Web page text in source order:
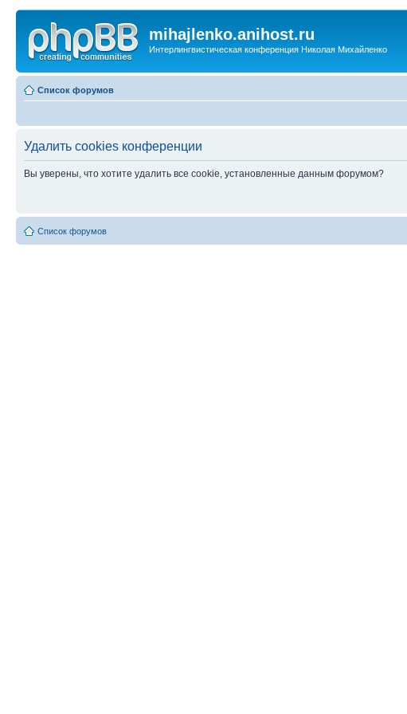
mihajlenko.anihost.ru
Интерлингвистическая конференция Николая Михайленко
Список форумов
Удалить cookies конференции
Вы уверены, что хотите удалить все cookie, установленные данным форумом?
Список форумов